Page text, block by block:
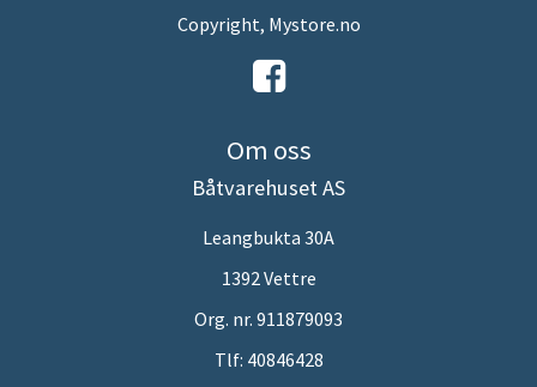
Copyright, Mystore.no
Om oss
Båtvarehuset AS
Leangbukta 30A
1392 Vettre
Org. nr. 911879093
Tlf: 40846428